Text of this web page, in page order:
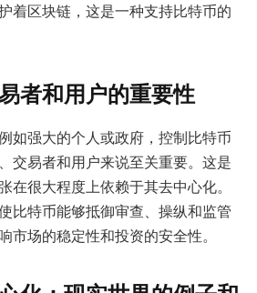
着区块链，这是一种支持比特币的
者和用户的重要性
如强大的个人或政府，控制比特币
交易者和用户来说至关重要。这是
在很大程度上依赖于其去中心化。
比特币能够抵御审查、操纵和监管
市场的稳定性和投资的安全性。